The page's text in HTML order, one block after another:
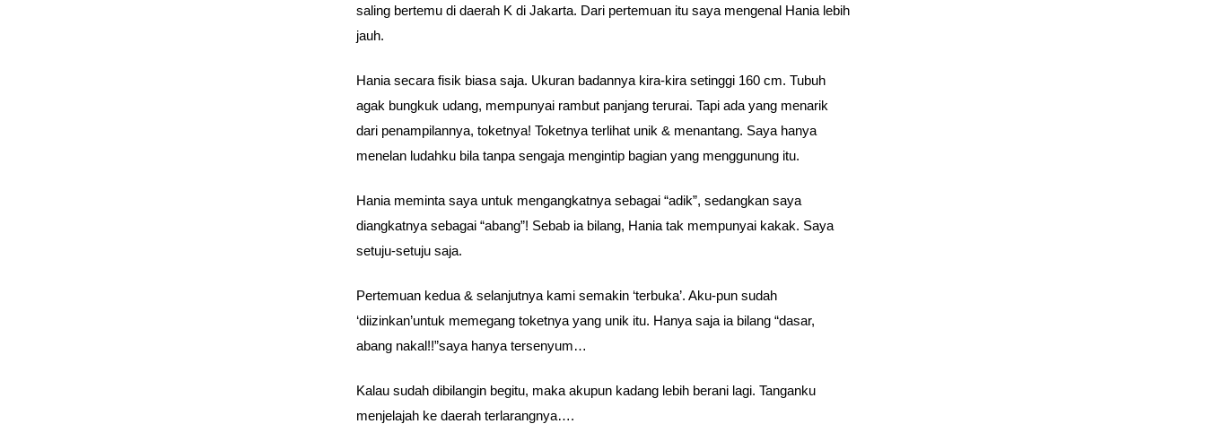
saling bertemu di daerah K di Jakarta. Dari pertemuan itu saya mengenal Hania lebih
jauh.
Hania secara fisik biasa saja. Ukuran badannya kira-kira setinggi 160 cm. Tubuh
agak bungkuk udang, mempunyai rambut panjang terurai. Tapi ada yang menarik
dari penampilannya, toketnya! Toketnya terlihat unik & menantang. Saya hanya
menelan ludahku bila tanpa sengaja mengintip bagian yang menggunung itu.
Hania meminta saya untuk mengangkatnya sebagai “adik”, sedangkan saya
diangkatnya sebagai “abang”! Sebab ia bilang, Hania tak mempunyai kakak. Saya
setuju-setuju saja.
Pertemuan kedua & selanjutnya kami semakin ‘terbuka’. Aku-pun sudah
‘diizinkan’untuk memegang toketnya yang unik itu. Hanya saja ia bilang “dasar,
abang nakal!!”saya hanya tersenyum…
Kalau sudah dibilangin begitu, maka akupun kadang lebih berani lagi. Tanganku
menjelajah ke daerah terlarangnya….